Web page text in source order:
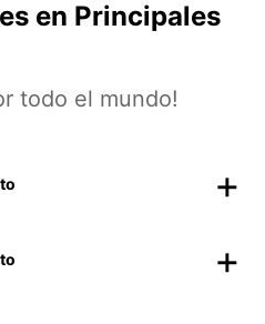
en Principales
todo el mundo!